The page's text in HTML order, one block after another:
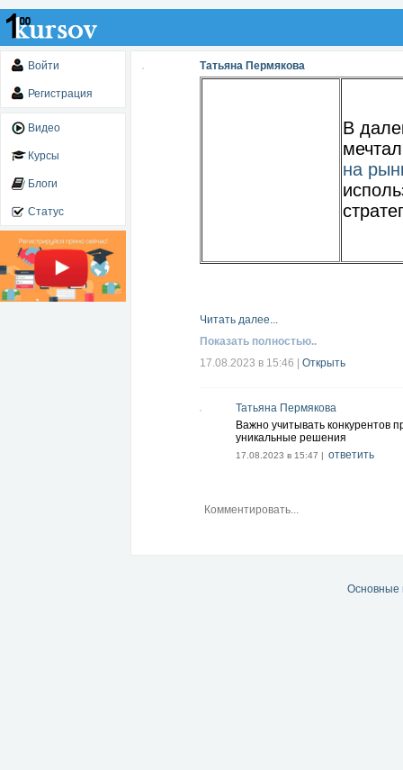
Войти
Регистрация
Видео
Курсы
Блоги
Статус
Татьяна Пермякова
В
на
Читать далее...
Показать полностью..
17.08.2023 в 15:46
Открыть
Татьяна Пермякова
Важно учитывать конкурентов
уникальные решения
17.08.2023 в 15:47 | ответить
Основные